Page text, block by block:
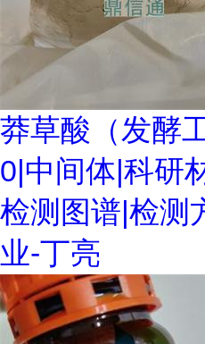
莽草酸（发酵
0|中间体|科研
检测图谱|检测
业-丁亮